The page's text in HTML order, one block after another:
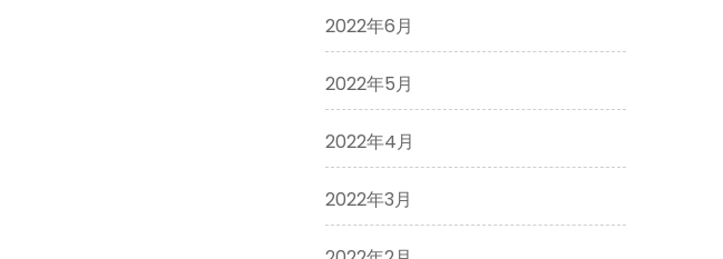
2022年6月
2022年5月
2022年4月
2022年3月